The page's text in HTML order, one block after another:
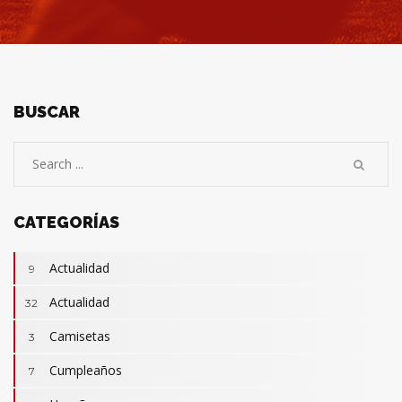
BUSCAR
CATEGORÍAS
9 Actualidad
32 Actualidad
3 Camisetas
7 Cumpleaños